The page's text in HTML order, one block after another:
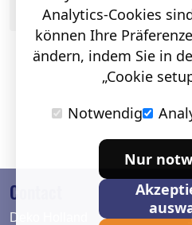
Contact
Deko Holland
Analytics-Cookies
können Ihre
ändern, indem Sie in
„Cookie
Notwendig
Nur